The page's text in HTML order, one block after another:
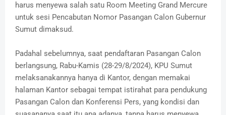
harus menyewa salah satu Room Meeting Grand Mercure
untuk sesi Pencabutan Nomor Pasangan Calon Gubernur
Sumut dimaksud.
Padahal sebelumnya, saat pendaftaran Pasangan Calon
berlangsung, Rabu-Kamis (28-29/8/2024), KPU Sumut
melaksanakannya hanya di Kantor, dengan memakai
halaman Kantor sebagai tempat istirahat para pendukung
Pasangan Calon dan Konferensi Pers, yang kondisi dan